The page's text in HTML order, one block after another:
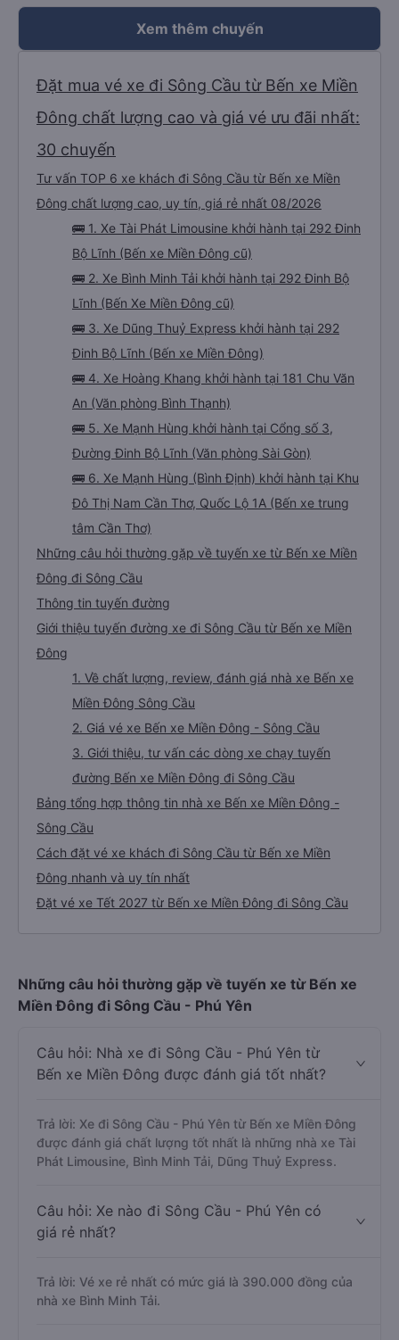
Xem thêm chuyến
Đặt mua vé xe đi Sông Cầu từ Bến xe Miền
Đông chất lượng cao và giá vé ưu đãi nhất:
30 chuyến
Tư vấn TOP 6 xe khách đi Sông Cầu từ Bến xe Miền
Đông chất lượng cao, uy tín, giá rẻ nhất 08/2026
🚌 1. Xe Tài Phát Limousine khởi hành tại 292 Đinh
Bộ Lĩnh (Bến xe Miền Đông cũ)
🚌 2. Xe Bình Minh Tải khởi hành tại 292 Đinh Bộ
Lĩnh (Bến Xe Miền Đông cũ)
🚌 3. Xe Dũng Thuỷ Express khởi hành tại 292
Đinh Bộ Lĩnh (Bến xe Miền Đông)
🚌 4. Xe Hoàng Khang khởi hành tại 181 Chu Văn
An (Văn phòng Bình Thạnh)
🚌 5. Xe Mạnh Hùng khởi hành tại Cổng số 3,
Đường Đinh Bộ Lĩnh (Văn phòng Sài Gòn)
🚌 6. Xe Mạnh Hùng (Bình Định) khởi hành tại Khu
Đô Thị Nam Cần Thơ, Quốc Lộ 1A (Bến xe trung
tâm Cần Thơ)
Những câu hỏi thường gặp về tuyến xe từ Bến xe Miền
Đông đi Sông Cầu
Thông tin tuyến đường
Giới thiệu tuyến đường xe đi Sông Cầu từ Bến xe Miền
Đông
1. Về chất lượng, review, đánh giá nhà xe Bến xe
Miền Đông Sông Cầu
2. Giá vé xe Bến xe Miền Đông - Sông Cầu
3. Giới thiệu, tư vấn các dòng xe chạy tuyến
đường Bến xe Miền Đông đi Sông Cầu
Bảng tổng hợp thông tin nhà xe Bến xe Miền Đông -
Sông Cầu
Cách đặt vé xe khách đi Sông Cầu từ Bến xe Miền
Đông nhanh và uy tín nhất
Đặt vé xe Tết 2027 từ Bến xe Miền Đông đi Sông Cầu
Những câu hỏi thường gặp về tuyến xe từ Bến xe
Miền Đông đi Sông Cầu - Phú Yên
Câu hỏi: Nhà xe đi Sông Cầu - Phú Yên từ
Bến xe Miền Đông được đánh giá tốt nhất?
Trả lời: Xe đi Sông Cầu - Phú Yên từ Bến xe Miền Đông
được đánh giá chất lượng tốt nhất là những nhà xe Tài
Phát Limousine, Bình Minh Tải, Dũng Thuỷ Express.
Câu hỏi: Xe nào đi Sông Cầu - Phú Yên có
giá rẻ nhất?
Trả lời: Vé xe rẻ nhất có mức giá là 390.000 đồng của
nhà xe Bình Minh Tải.